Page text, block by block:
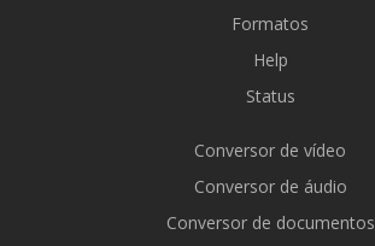
Formatos
Help
Status
Conversor de vídeo
Conversor de áudio
Conversor de documentos